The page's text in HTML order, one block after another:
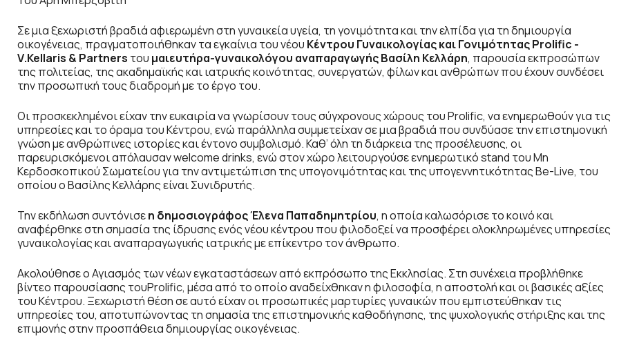
Σε μια ξεχωριστή βραδιά αφιερωμένη στη γυναικεία υγεία, τη γονιμότητα και την ελπίδα για τη δημιουργία
οικογένειας, πραγματοποιήθηκαν τα εγκαίνια του νέου Κέντρου Γυναικολογίας και ΓονιμότηταςProlific -
V.Kellaris & Partners του μαιευτήρα-γυναικολόγου αναπαραγωγής Βασίλη Κελλάρη, παρουσία εκπροσώπων
της πολιτείας, της ακαδημαϊκής και ιατρικής κοινότητας, συνεργατών, φίλων και ανθρώπων που έχουν συνδέσει
την προσωπική τους διαδρομή με το έργο του.
Οι προσκεκλημένοι είχαν την ευκαιρία να γνωρίσουν τους σύγχρονους χώρους του Prolific, να ενημερωθούν για τις
υπηρεσίες και το όραμα του Κέντρου, ενώ παράλληλα συμμετείχαν σε μια βραδιά που συνδύασε την επιστημονική
γνώση με ανθρώπινες ιστορίες και έντονο συμβολισμό. Καθ’ όλη τη διάρκεια της προσέλευσης, οι
παρευρισκόμενοι απόλαυσαν welcome drinks, ενώ στον χώρο λειτουργούσε ενημερωτικό stand του Μη
Κερδοσκοπικού Σωματείου για την αντιμετώπιση της υπογονιμότητας και της υπογεννητικότητας Be-Live, του
οποίου ο Βασίλης Κελλάρης είναι Συνιδρυτής.
Την εκδήλωση συντόνισεη δημοσιογράφος Έλενα Παπαδημητρίου, η οποία καλωσόρισε το κοινό και
αναφέρθηκε στη σημασία της ίδρυσης ενός νέου κέντρου που φιλοδοξεί να προσφέρει ολοκληρωμένες υπηρεσίες
γυναικολογίας και αναπαραγωγικής ιατρικής με επίκεντρο τον άνθρωπο.
Ακολούθησε ο Αγιασμός των νέων εγκαταστάσεων από εκπρόσωπο της Εκκλησίας. Στη συνέχεια προβλήθηκε
βίντεο παρουσίασης τουProlific, μέσα από το οποίο αναδείχθηκαν η φιλοσοφία, η αποστολή και οι βασικές αξίες
του Κέντρου. Ξεχωριστή θέση σε αυτό είχαν οι προσωπικές μαρτυρίες γυναικών που εμπιστεύθηκαν τις
υπηρεσίες του, αποτυπώνοντας τη σημασία της επιστημονικής καθοδήγησης, της ψυχολογικής στήριξης και της
επιμονής στην προσπάθεια δημιουργίας οικογένειας.